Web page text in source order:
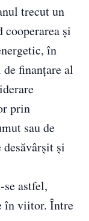
trecut un
și
în
finanțare al
prin
sau de
și
astfel,
în viitor. Între